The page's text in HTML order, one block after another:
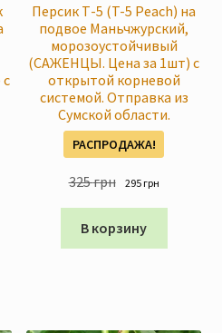
Персик Т-5 (T-5 Peach) на
подвое Маньчжурский,
морозоустойчивый
(САЖЕНЦЫ. Цена за 1шт) с
открытой корневой
системой. Отправка из
Сумской области.
РАСПРОДАЖА!
325грн
составляла
325 грн
295грнТекущая
В корзину